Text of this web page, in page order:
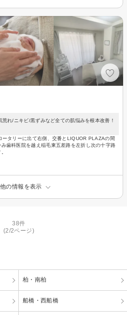
荒れ/ニキビ/黒ずみなど全ての肌悩みを根本改善！
ータリーに出て右側、交番とLIQUOR PLAZAの間
歯科医院を越え稲毛東五差路を左折し次の十字路
の情報を表示
38件
(2/2ページ)
柏・南柏
船橋・西船橋